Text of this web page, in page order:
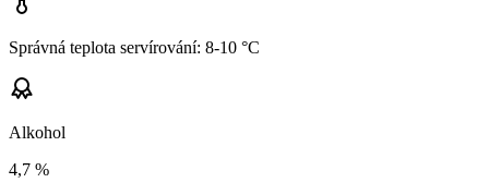
Správná teplota servírování: 8-10 °C
Alkohol
4,7 %